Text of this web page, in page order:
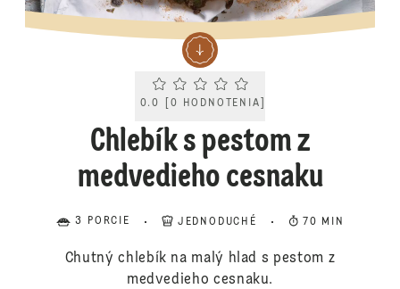
Current rating 0.0. Click to rate.
0.0 0 HODNOTENIA
Chlebík s pestom z
medvedieho cesnaku
3 PORCIE JEDNODUCHÉ 70 MIN
Chutný chlebík na malý hlad s pestom z
medvedieho cesnaku.